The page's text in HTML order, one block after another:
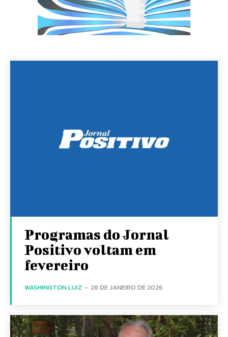
Programas do Jornal
Positivo voltam em
fevereiro
WASHINGTON LUIZ - 28 DE JANEIRO DE 2026